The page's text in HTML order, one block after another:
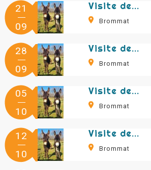
21
09
Visite de la ferme aux ânes
Brommat
28
09
Visite de la ferme aux ânes
Brommat
05
10
Visite de la ferme aux ânes
Brommat
12
10
Visite de la ferme aux ânes
Brommat